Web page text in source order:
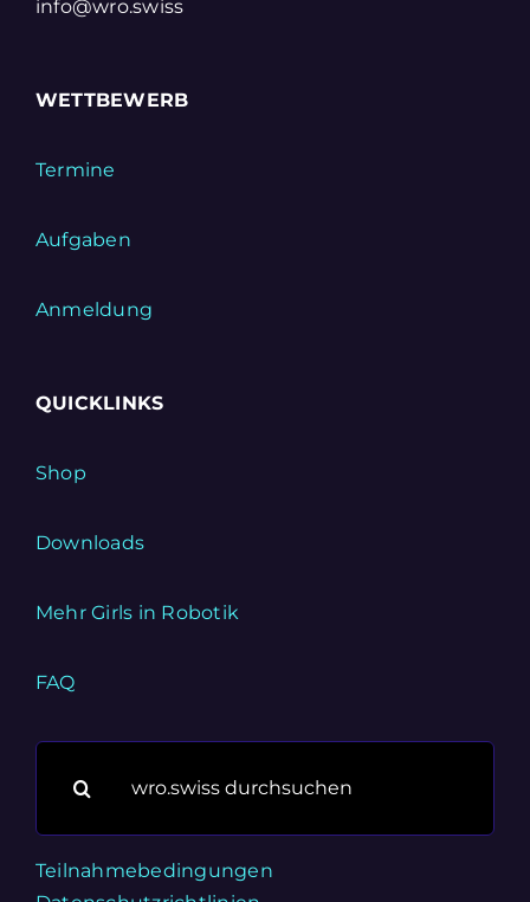
info@wro.swiss
WETTBEWERB
Termine
Aufgaben
Anmeldung
QUICKLINKS
Shop
Downloads
Mehr Girls in Robotik
FAQ
nach:
Teilnahmebedingungen